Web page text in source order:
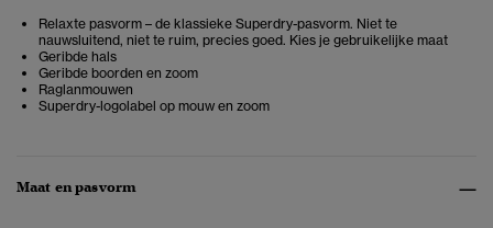
Relaxte pasvorm – de klassieke Superdry-pasvorm. Niet te
nauwsluitend, niet te ruim, precies goed. Kies je gebruikelijke maat
Geribde hals
Geribde boorden en zoom
Raglanmouwen
Superdry-logolabel op mouw en zoom
Maat en pasvorm